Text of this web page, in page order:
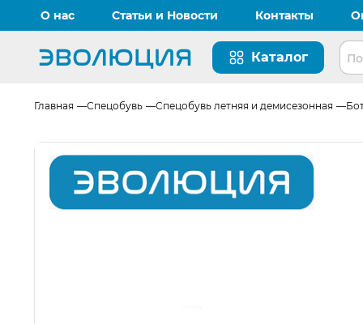
О нас Статьи и Новости Контакты
Перейти на главную страницу
Каталог
Главная Спецобувь Спецобувь летняя и демисезонная